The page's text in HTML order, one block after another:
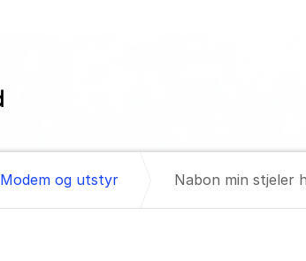
Modem og utstyr Nabon min stjeler